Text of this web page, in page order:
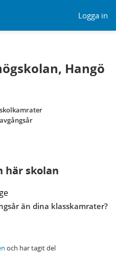
Logga in
Hangö
skolkamrater
avgångsår
här skolan
än dina klasskamrater?
och har tagit del